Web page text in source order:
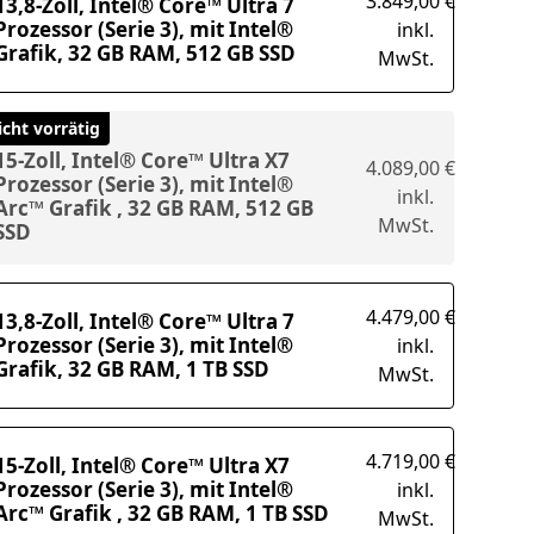
Zoll, Intel® Core™ Ultra 7
(Serie 3), mit Intel®
32 GB RAM, 512 GB SSD
inkl.
MwSt.
vorrätig
Zoll, Intel® Core™ Ultra X7
(Serie 3), mit Intel®
Grafik , 32 GB RAM, 512 GB
4.089,00 €
inkl.
MwSt.
Zoll, Intel® Core™ Ultra 7
(Serie 3), mit Intel®
32 GB RAM, 1 TB SSD
4.479,00 €
inkl.
MwSt.
Zoll, Intel® Core™ Ultra X7
(Serie 3), mit Intel®
Grafik , 32 GB RAM, 1 TB SSD
4.719,00 €
inkl.
MwSt.